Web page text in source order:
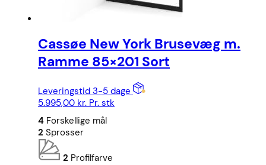
Cassøe New York Brusevæg m.
Ramme 85×201 Sort
Leveringstid 3-5 dage
5.995,00 kr. Pr. stk
4 Forskellige mål
2 Sprosser
2 Profilfarve